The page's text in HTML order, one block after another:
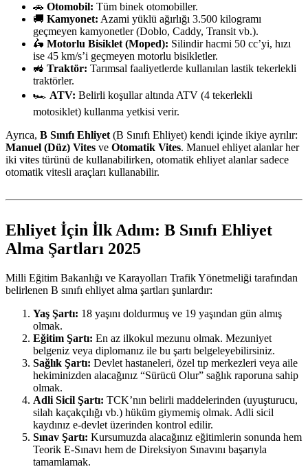
🚗 Otomobil: Tüm binek otomobiller.
🚚 Kamyonet: Azami yüklü ağırlığı 3.500 kilogramı
geçmeyen kamyonetler (Doblo, Caddy, Transit vb.).
🛵 Motorlu Bisiklet (Moped): Silindir hacmi 50 cc’yi, hızı
ise 45 km/s’i geçmeyen motorlu bisikletler.
🚜 Traktör: Tarımsal faaliyetlerde kullanılan lastik tekerlekli
traktörler.
🏎️ ATV: Belirli koşullar altında ATV (4 tekerlekli
motosiklet) kullanma yetkisi verir.
Ayrıca, B Sınıfı Ehliyet (B Sınıfı Ehliyet) kendi içinde ikiye ayrılır:
Manuel (Düz) Vites ve Otomatik Vites. Manuel ehliyet alanlar her
iki vites türünü de kullanabilirken, otomatik ehliyet alanlar sadece
otomatik vitesli araçları kullanabilir.
Ehliyet İçin İlk Adım: B Sınıfı Ehliyet
Alma Şartları 2025
Milli Eğitim Bakanlığı ve Karayolları Trafik Yönetmeliği tarafından
belirlenen B sınıfı ehliyet alma şartları şunlardır:
Yaş Şartı: 18 yaşını doldurmuş ve 19 yaşından gün almış
olmak.
Eğitim Şartı: En az ilkokul mezunu olmak. Mezuniyet
belgeniz veya diplomanız ile bu şartı belgeleyebilirsiniz.
Sağlık Şartı: Devlet hastaneleri, özel tıp merkezleri veya aile
hekiminizden alacağınız “Sürücü Olur” sağlık raporuna sahip
olmak.
Adli Sicil Şartı: TCK’nın belirli maddelerinden (uyuşturucu,
silah kaçakçılığı vb.) hüküm giymemiş olmak. Adli sicil
kaydınız e-devlet üzerinden kontrol edilir.
Sınav Şartı: Kursumuzda alacağınız eğitimlerin sonunda hem
Teorik E-Sınavı hem de Direksiyon Sınavını başarıyla
tamamlamak.